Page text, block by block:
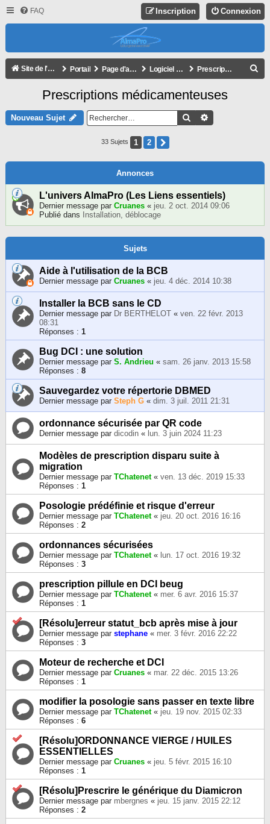
FAQ Connexion
Inscription
Site de l'association Portail Page d'accueil du forum Logiciel AlmaPro Prescriptions médicamenteuses
C
Prescriptions médicamenteuses
Nouveau Sujet Rechercher
33 Sujets 1 2
Annonces
L'univers AlmaPro (Les Liens essentiels)
Dernier message par Cruanes « jeu. 2 oct. 2014 09:06
Publié dans
Installation, déblocage
Sujets
Aide à l'utilisation de la BCB
Dernier message par Cruanes « jeu. 4 déc. 2014 10:38
Installer la BCB sans le CD
Dernier message par Dr BERTHELOT « ven. 22 févr. 2013
08:31
Réponses : 1
Bug DCI : une solution
Dernier message par S. Andrieu « sam. 26 janv. 2013 15:58
Réponses : 8
Sauvegardez votre répertorie DBMED
Dernier message par Steph G « dim. 3 juil. 2011 21:31
ordonnance sécurisée par QR code
Dernier message par dicodin « lun. 3 juin 2024 11:23
Modèles de prescription disparu suite à
migration
Dernier message par TChatenet« ven. 13 déc. 2019 15:33
Réponses : 1
Posologie prédéfinie et risque d'erreur
Dernier message par TChatenet« jeu. 20 oct. 2016 16:16
Réponses : 2
ordonnances sécurisées
Dernier message par TChatenet« lun. 17 oct. 2016 19:32
Réponses : 3
prescription pillule en DCI beug
Dernier message par TChatenet« mer. 6 avr. 2016 15:37
Réponses : 1
[Résolu]erreur statut_bcb après mise à jour
Dernier message par stephane « mer. 3 févr. 2016 22:22
Réponses : 3
Moteur de recherche et DCI
Dernier message par Cruanes « mar. 22 déc. 2015 13:26
Réponses : 1
modifier la posologie sans passer en texte libre
Dernier message par TChatenet« jeu. 19 nov. 2015 02:33
Réponses : 6
[Résolu]ORDONNANCE VIERGE / HUILES
ESSENTIELLES
Dernier message par Cruanes « jeu. 5 févr. 2015 16:10
Réponses : 1
[Résolu]Prescrire le générique du Diamicron
Dernier message par mbergnes « jeu. 15 janv. 2015 22:12
Réponses : 2